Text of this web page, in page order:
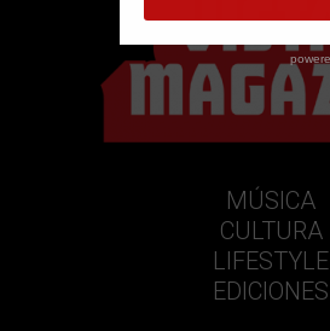
MÚSICA
CULTURA
LIFESTYLE
EDICIONES